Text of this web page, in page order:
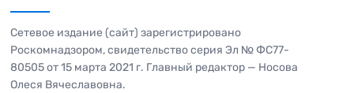
Сетевое издание (сайт) зарегистрировано
Роскомнадзором, свидетельство серия Эл № ФС77-
80505 от 15 марта 2021 г. Главный редактор — Носова
Олеся Вячеславовна.